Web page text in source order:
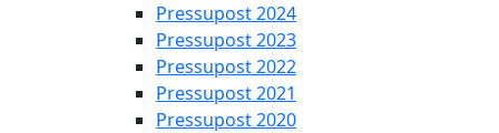
Pressupost 2024
Pressupost 2023
Pressupost 2022
Pressupost 2021
Pressupost 2020